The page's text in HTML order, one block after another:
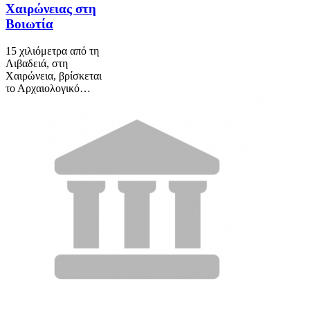
Χαιρώνειας στη
Βοιωτία
15 χιλιόμετρα από τη
Λιβαδειά, στη
Χαιρώνεια, βρίσκεται
το Αρχαιολογικό…